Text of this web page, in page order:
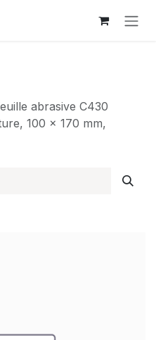
abrasive C430
100 x 170 mm,